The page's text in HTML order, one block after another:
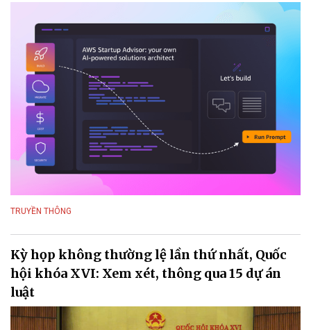
TRUYỀN THÔNG
Kỳ họp không thường lệ lần thứ nhất, Quốc
hội khóa XVI: Xem xét, thông qua 15 dự án
luật